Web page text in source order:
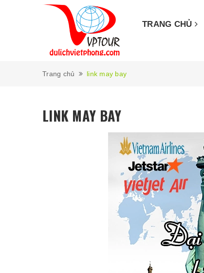
TRANG CHỦ
Trang chủ link may bay
LINK MAY BAY